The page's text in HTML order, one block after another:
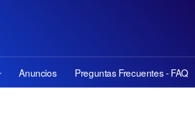
Anuncios Preguntas Frecuentes - FAQ